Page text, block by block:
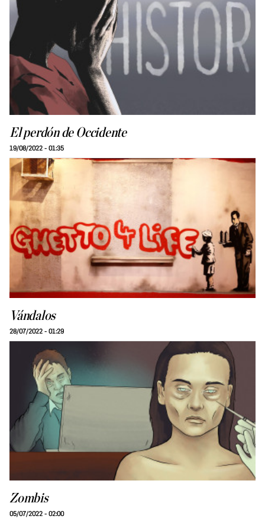
El perdón de Occidente
19/08/2022 - 01:35
Vándalos
28/07/2022 - 01:29
Zombis
05/07/2022 - 02:00